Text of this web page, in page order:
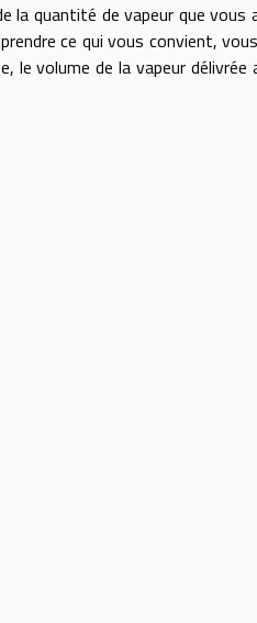
quantité de vapeur que vous
ce qui vous convient,
le volume de la vapeur délivrée